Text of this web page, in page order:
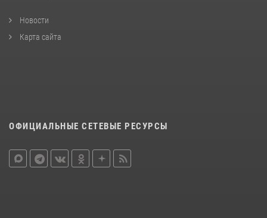
Новости
Карта сайта
ОФИЦИАЛЬНЫЕ СЕТЕВЫЕ РЕСУРСЫ